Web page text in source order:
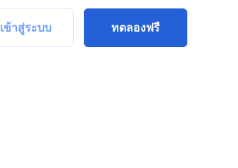
เข้าสู่ระบบ ทดลองฟรี